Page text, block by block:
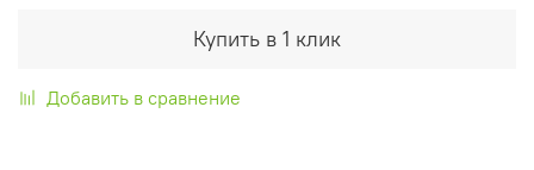
Купить в 1 клик
Добавить в сравнение